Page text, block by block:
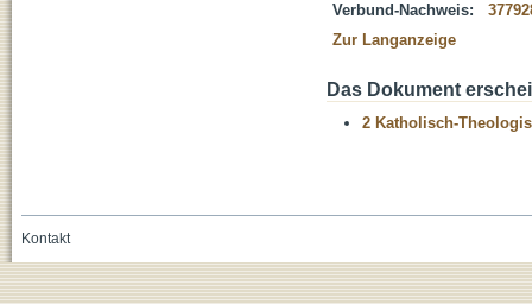
Verbund-Nachweis:
Zur Langanzeige
Das Dokument
2 Katholisch-
Kontakt